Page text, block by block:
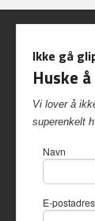
Frakt
Inshop.no
Ikke gå
Huske
Vi lover å
superenkelt
Navn
E-